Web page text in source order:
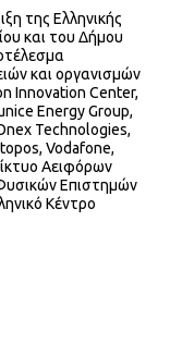
της Ελληνικής
και του Δήμου
και οργανισμών
Innovation Center,
Energy Group,
Technologies,
Vodafone,
Αειφόρων
Επιστημών
Κέντρο